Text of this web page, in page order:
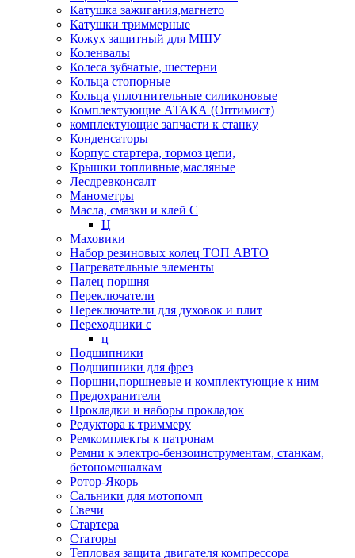
Катушка зажигания,магнето
Катушки триммерные
Кожух защитный для МШУ
Коленвалы
Колеса зубчатые, шестерни
Кольца стопорные
Кольца уплотнительные силиконовые
Комплектующие АТАКА (Оптимист)
комплектующие запчасти к станку
Конденсаторы
Корпус стартера, тормоз цепи,
Крышки топливные,масляные
Лесдревконсалт
Манометры
Масла, смазки и клей С
Ц
Маховики
Набор резиновых колец ТОП АВТО
Нагревательные элементы
Палец поршня
Переключатели
Переключатели для духовок и плит
Переходники с
ц
Подшипники
Подшипники для фрез
Поршни,поршневые и комплектующие к ним
Предохранители
Прокладки и наборы прокладок
Редуктора к триммеру
Ремкомплекты к патронам
Ремни к электро-бензоинструментам, станкам,
бетономешалкам
Ротор-Якорь
Сальники для мотопомп
Свечи
Стартера
Статоры
Тепловая защита двигателя компрессора